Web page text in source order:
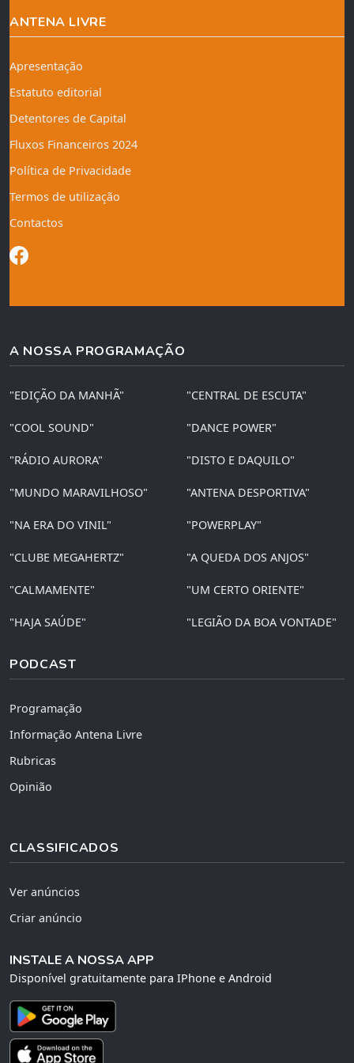
ANTENA LIVRE
Apresentação
Estatuto editorial
Detentores de Capital
Fluxos Financeiros 2024
Política de Privacidade
Termos de utilização
Contactos
A NOSSA PROGRAMAÇÃO
"EDIÇÃO DA MANHÃ" "CENTRAL DE ESCUTA"
"COOL SOUND" "DANCE POWER"
"RÁDIO AURORA" "DISTO E DAQUILO"
"MUNDO MARAVILHOSO" "ANTENA DESPORTIVA"
"NA ERA DO VINIL" "POWERPLAY"
"CLUBE MEGAHERTZ" "A QUEDA DOS ANJOS"
"CALMAMENTE" "UM CERTO ORIENTE"
"HAJA SAÚDE" "LEGIÃO DA BOA VONTADE"
PODCAST
Programação
Informação Antena Livre
Rubricas
Opinião
CLASSIFICADOS
Ver anúncios
Criar anúncio
INSTALE A NOSSA APP
Disponível gratuitamente para IPhone e Android